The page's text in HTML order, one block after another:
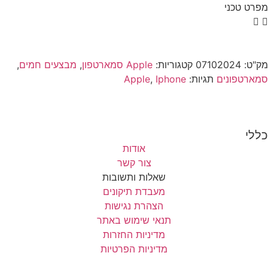
מפרט טכני
מק"ט: 07102024 קטגוריות: Apple סמארטפון , מבצעים חמים,
סמארטפונים תגיות: Apple, Iphone
כללי
אודות
צור קשר
שאלות ותשובות
מעבדת תיקונים
הצהרת נגישות
תנאי שימוש באתר
מדיניות החזרות
מדיניות הפרטיות